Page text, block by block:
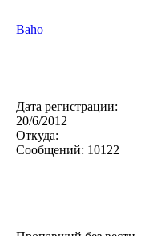
Baho
Дата регистрации:
20/6/2012
Откуда:
Сообщений: 10122